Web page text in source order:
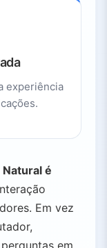
experiência
é
Em vez